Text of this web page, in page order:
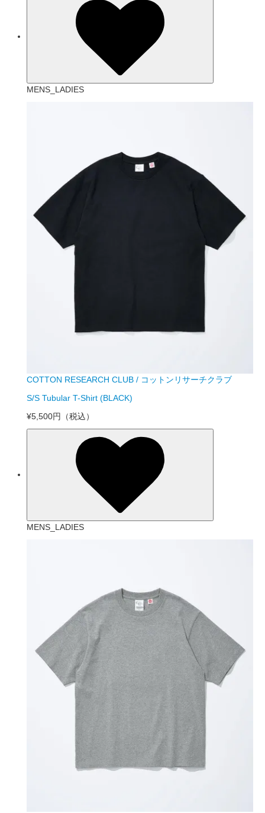
MENS_LADIES
COTTON RESEARCH CLUB / コットンリサーチクラブ
S/S Tubular T-Shirt (BLACK)
¥5,500円
（税込）
MENS_LADIES